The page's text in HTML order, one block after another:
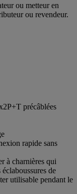
ou metteur en
ou revendeur.
précâblées
rapide sans
à charnières qui
de
utilisable pendant le